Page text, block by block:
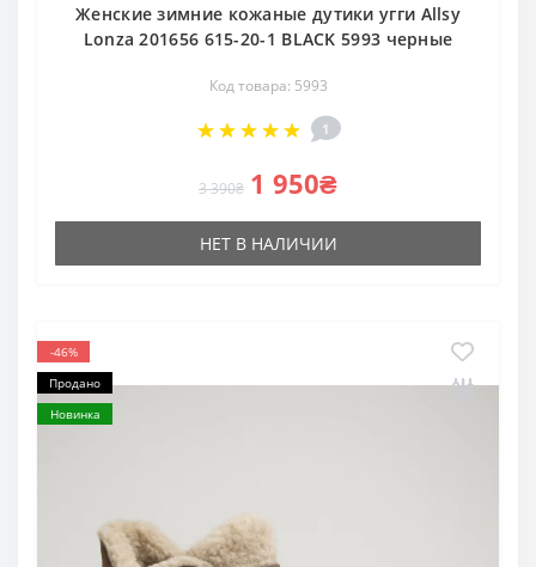
Женские зимние кожаные дутики угги Allsy
Lonza 201656 615-20-1 BLACK 5993 черные
Код товара: 5993
1
3 390₴ 1 950₴
НЕТ В НАЛИЧИИ
-46%
Продано
Новинка